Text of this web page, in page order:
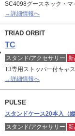
SC4098グースネック・マ
→詳細情報へ
TRIAD ORBIT
TC
スタンド/アクセサリー
T3専用ストッパー付キャ
→詳細情報へ
PULSE
スタンドケース20本入（
スタンド/アクセサリー